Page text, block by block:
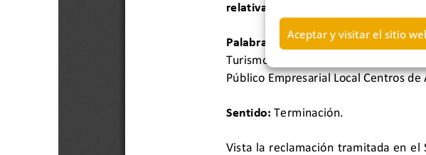
Aceptar y visitar el sitio